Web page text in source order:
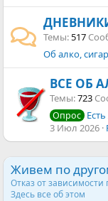
Темы 517
Об алко,
ВСЕ ОБ
Темы 723
Опрос
3 Июл 2026
Живем по
Отказ от
Здесь все об этом